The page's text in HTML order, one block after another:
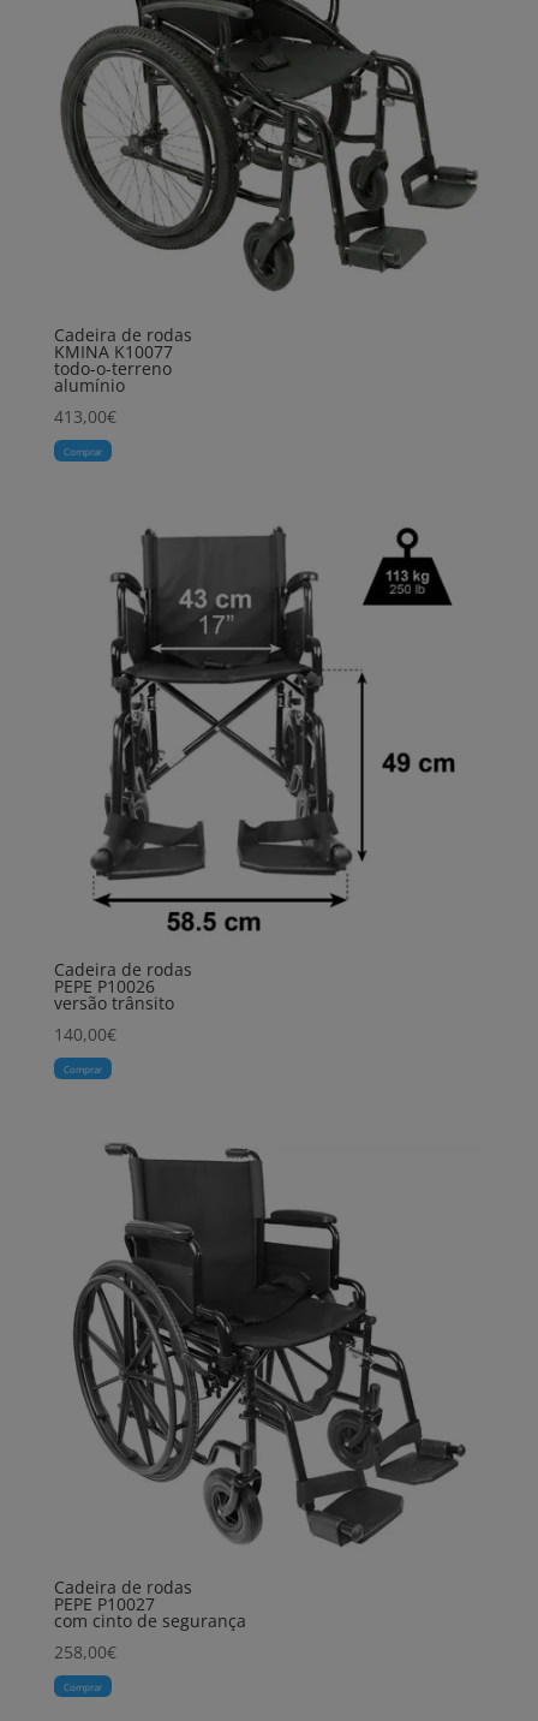
Cadeira de rodas
KMINA K10077
todo-o-terreno
alumínio
413,00€
Comprar
Cadeira de rodas
PEPE P10026
versão trânsito
140,00€
Comprar
Cadeira de rodas
PEPE P10027
com cinto de segurança
258,00€
Comprar